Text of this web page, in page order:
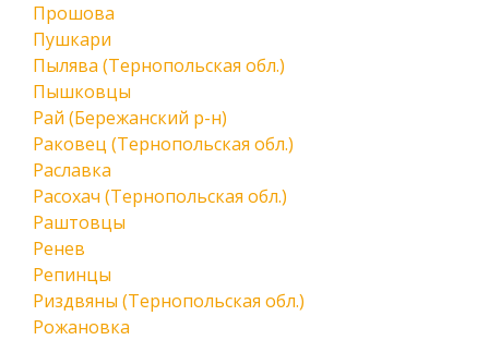
Прошова
Пушкари
Пылява (Тернопольская обл.)
Пышковцы
Рай (Бережанский р-н)
Раковец (Тернопольская обл.)
Раславка
Расохач (Тернопольская обл.)
Раштовцы
Ренев
Репинцы
Риздвяны (Тернопольская обл.)
Рожановка